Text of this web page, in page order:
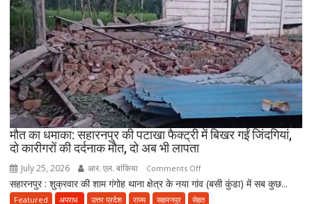
का
भंडाफोड़,
अमीनाबाद
में
5
दवा
पर
FIR
मौत का धमाका: सहारनपुर की पटाखा फैक्ट्री में बिखर गईं जिंदगियां,
दो कारीगरों की दर्दनाक मौत, दो अब भी लापता
July 25, 2026 आर. एल. बांकिया Comments Offon
मौत
का
सहारनपुर : शुक्रवार की शाम गंगोह थाना क्षेत्र के नया गांव (बसी कुंडा) में सब कुछ...
Featured अपराध उत्तर प्रदेश राज्य सहारनपुर सेहत